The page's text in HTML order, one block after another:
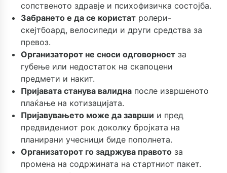
сопственото здравје и психофизичка состојба.
Забрането е да се користат ролери-
скејтбоард, велосипеди и други средства за
превоз.
Организаторот не сноси одговорност за
губење или недостаток на скапоцени
предмети и накит.
Пријавата станува валидна после извршеното
плаќање на котизацијата.
Пријавувањето може да заврши и пред
предвидениот рок доколку бројката на
планирани учесници биде пополнета.
Организаторот го задржува правото за
промена на содржината на стартниот пакет.